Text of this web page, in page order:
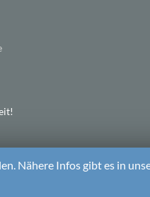
Nähere Infos gibt es in